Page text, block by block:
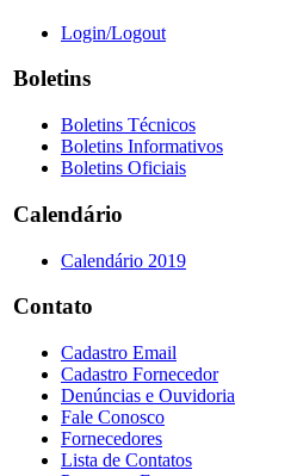
Login/Logout
Boletins
Boletins Técnicos
Boletins Informativos
Boletins Oficiais
Calendário
Calendário 2019
Contato
Cadastro Email
Cadastro Fornecedor
Denúncias e Ouvidoria
Fale Conosco
Fornecedores
Lista de Contatos